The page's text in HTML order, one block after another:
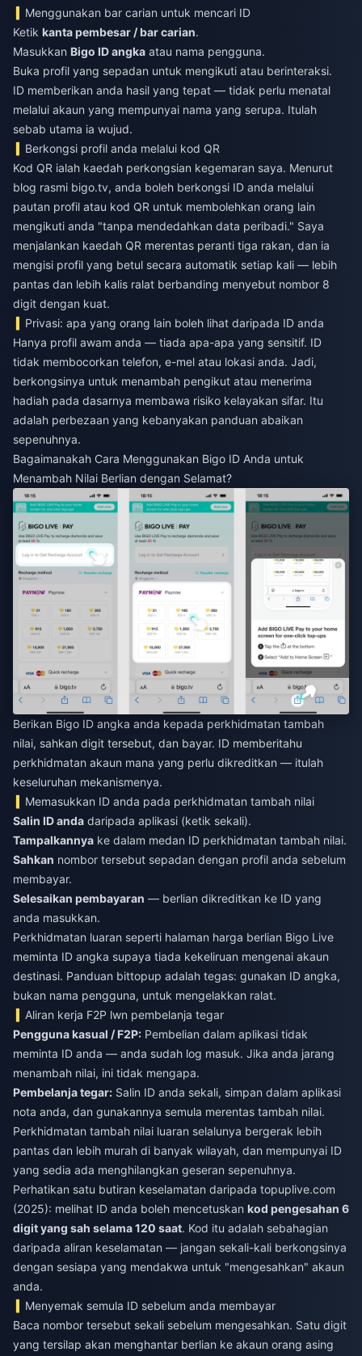
Menggunakan bar carian untuk mencari ID
Ketik kanta pembesar / bar carian.
Masukkan Bigo ID angka atau nama pengguna.
Buka profil yang sepadan untuk mengikuti atau berinteraksi.
ID memberikan anda hasil yang tepat — tidak perlu menatal
melalui akaun yang mempunyai nama yang serupa. Itulah
sebab utama ia wujud.
Berkongsi profil anda melalui kod QR
Kod QR ialah kaedah perkongsian kegemaran saya. Menurut
blog rasmi bigo.tv, anda boleh berkongsi ID anda melalui
pautan profil atau kod QR untuk membolehkan orang lain
mengikuti anda "tanpa mendedahkan data peribadi." Saya
menjalankan kaedah QR merentas peranti tiga rakan, dan ia
mengisi profil yang betul secara automatik setiap kali — lebih
pantas dan lebih kalis ralat berbanding menyebut nombor 8
digit dengan kuat.
Privasi: apa yang orang lain boleh lihat daripada ID anda
Hanya profil awam anda — tiada apa-apa yang sensitif. ID
tidak membocorkan telefon, e-mel atau lokasi anda. Jadi,
berkongsinya untuk menambah pengikut atau menerima
hadiah pada dasarnya membawa risiko kelayakan sifar. Itu
adalah perbezaan yang kebanyakan panduan abaikan
sepenuhnya.
Bagaimanakah Cara Menggunakan Bigo ID Anda untuk
Menambah Nilai Berlian dengan Selamat?
Berikan Bigo ID angka anda kepada perkhidmatan tambah
nilai, sahkan digit tersebut, dan bayar. ID memberitahu
perkhidmatan akaun mana yang perlu dikreditkan — itulah
keseluruhan mekanismenya.
Memasukkan ID anda pada perkhidmatan tambah nilai
Salin ID anda daripada aplikasi (ketik sekali).
Tampalkannya ke dalam medan ID perkhidmatan tambah nilai.
Sahkan nombor tersebut sepadan dengan profil anda sebelum
membayar.
Selesaikan pembayaran — berlian dikreditkan ke ID yang
anda masukkan.
Perkhidmatan luaran seperti halaman harga berlian Bigo Live
meminta ID angka supaya tiada kekeliruan mengenai akaun
destinasi. Panduan bittopup adalah tegas: gunakan ID angka,
bukan nama pengguna, untuk mengelakkan ralat.
Aliran kerja F2P lwn pembelanja tegar
Pengguna kasual / F2P: Pembelian dalam aplikasi tidak
meminta ID anda — anda sudah log masuk. Jika anda jarang
menambah nilai, ini tidak mengapa.
Pembelanja tegar: Salin ID anda sekali, simpan dalam aplikasi
nota anda, dan gunakannya semula merentas tambah nilai.
Perkhidmatan tambah nilai luaran selalunya bergerak lebih
pantas dan lebih murah di banyak wilayah, dan mempunyai ID
yang sedia ada menghilangkan geseran sepenuhnya.
Perhatikan satu butiran keselamatan daripada topuplive.com
(2025): melihat ID anda boleh mencetuskan kod pengesahan 6
digit yang sah selama 120 saat. Kod itu adalah sebahagian
daripada aliran keselamatan — jangan sekali-kali berkongsinya
dengan sesiapa yang mendakwa untuk "mengesahkan" akaun
anda.
Menyemak semula ID sebelum anda membayar
Baca nombor tersebut sekali sebelum mengesahkan. Satu digit
yang tersilap akan menghantar berlian ke akaun orang asing